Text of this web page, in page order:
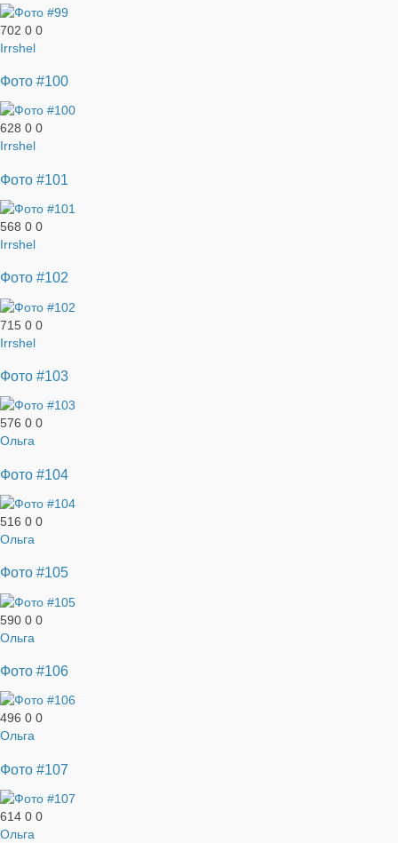
702 0 0
Irrshel
Фото #100
628 0 0
Irrshel
Фото #101
568 0 0
Irrshel
Фото #102
715 0 0
Irrshel
Фото #103
576 0 0
Ольга
Фото #104
516 0 0
Ольга
Фото #105
590 0 0
Ольга
Фото #106
496 0 0
Ольга
Фото #107
614 0 0
Ольга